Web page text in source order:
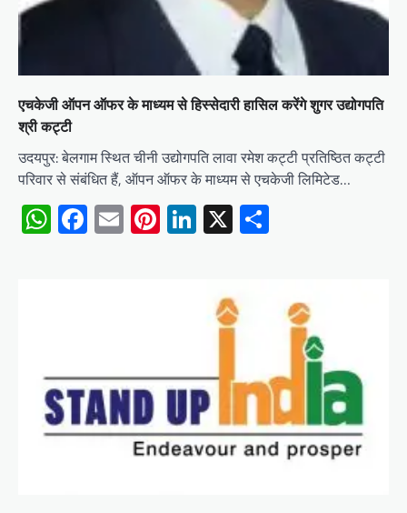
एचकेजी ऑपन ऑफर के माध्यम से हिस्सेदारी हासिल करेंगे शुगर उद्योगपति
श्री कट्टी
उदयपुर: बेलगाम स्थित चीनी उद्योगपति लावा रमेश कट्टी प्रतिष्ठित कट्टी
परिवार से संबंधित हैं, ऑपन ऑफर के माध्यम से एचकेजी लिमिटेड…
WhatsApp
Facebook
EmailPinterest
LinkedIn
X